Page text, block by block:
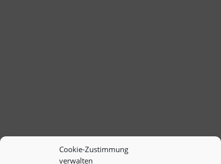
Cookie-Zustimmung
verwalten